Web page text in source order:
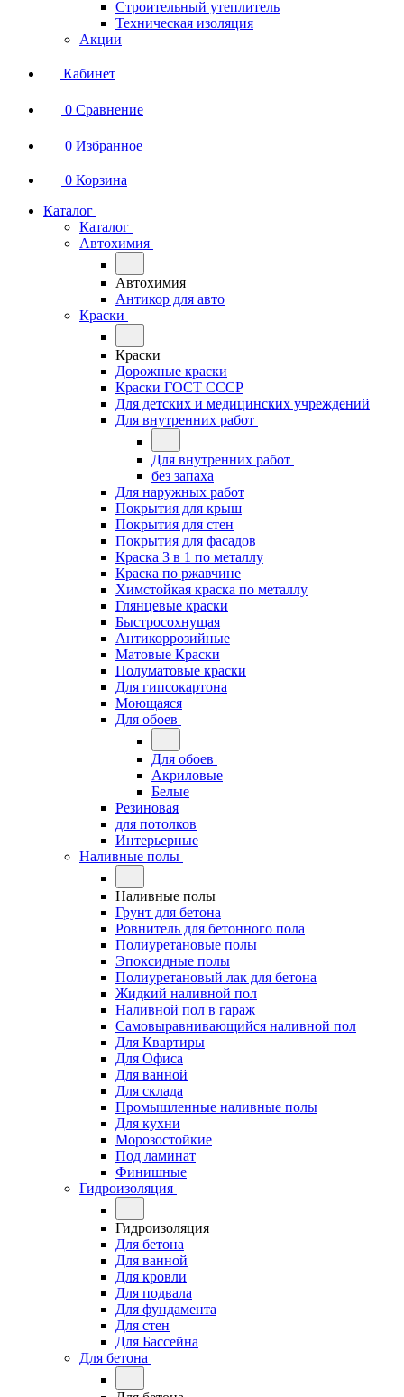
Строительный утеплитель
Техническая изоляция
Акции
Кабинет
0 Сравнение
0 Избранное
0 Корзина
Каталог
Каталог
Автохимия
Автохимия
Антикор для авто
Краски
Краски
Дорожные краски
Краски ГОСТ СССР
Для детских и медицинских учреждений
Для внутренних работ
Для внутренних работ
без запаха
Для наружных работ
Покрытия для крыш
Покрытия для стен
Покрытия для фасадов
Краска 3 в 1 по металлу
Краска по ржавчине
Химстойкая краска по металлу
Глянцевые краски
Быстросохнущая
Антикоррозийные
Матовые Краски
Полуматовые краски
Для гипсокартона
Моющаяся
Для обоев
Для обоев
Акриловые
Белые
Резиновая
для потолков
Интерьерные
Наливные полы
Наливные полы
Грунт для бетона
Ровнитель для бетонного пола
Полиуретановые полы
Эпоксидные полы
Полиуретановый лак для бетона
Жидкий наливной пол
Наливной пол в гараж
Самовыравнивающийся наливной пол
Для Квартиры
Для Офиса
Для ванной
Для склада
Промышленные наливные полы
Для кухни
Морозостойкие
Под ламинат
Финишные
Гидроизоляция
Гидроизоляция
Для бетона
Для ванной
Для кровли
Для подвала
Для фундамента
Для стен
Для Бассейна
Для бетона